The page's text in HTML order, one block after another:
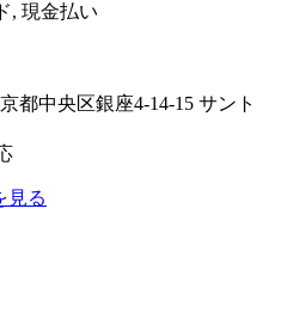
, 現金払い
都中央区銀座4-14-15 サント
見る